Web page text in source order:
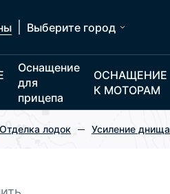
Выберите город
Оснащение
для
прицепа
ОСНАЩЕНИЕ
К МОТОРАМ
Отделка лодок Усиление днища